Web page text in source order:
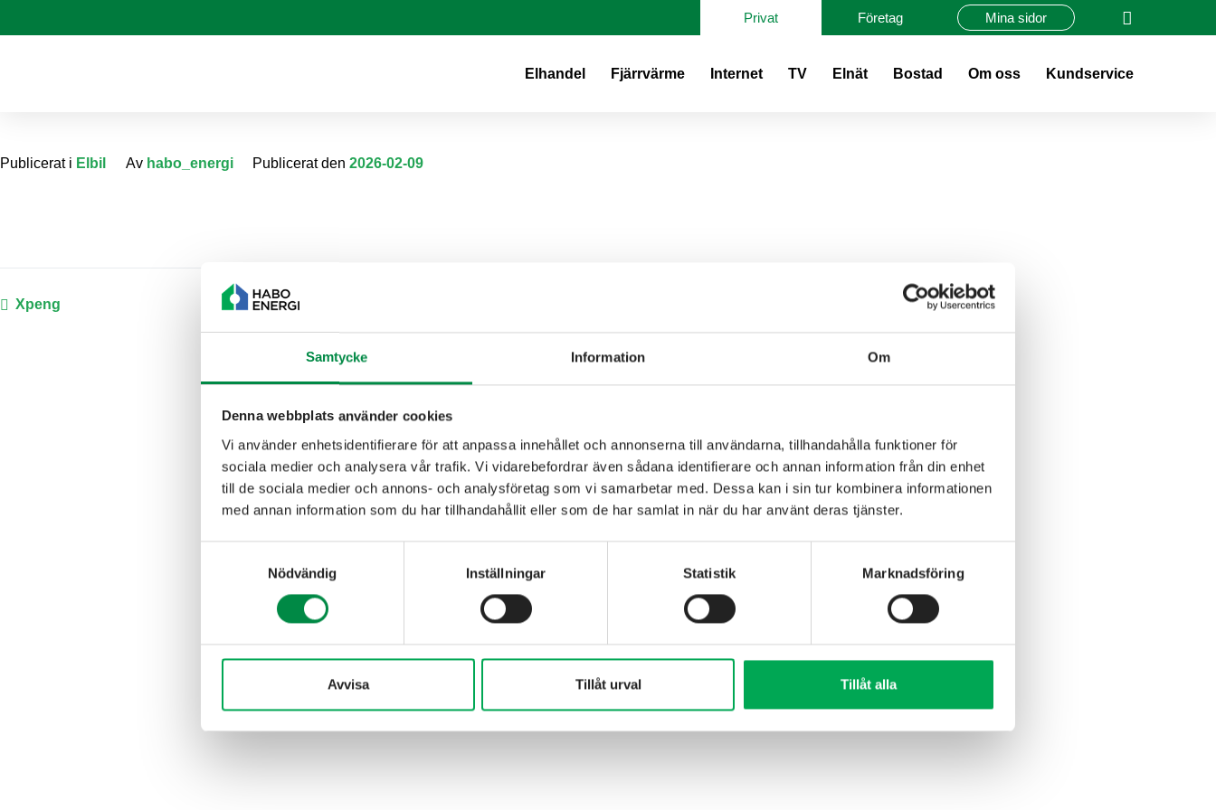
Samtycke Information Om
Denna webbplats använder cookies
Vi använder enhetsidentifierare för att anpassa innehållet och annonserna till användarna, tillhandahålla funktioner för
sociala medier och analysera vår trafik. Vi vidarebefordrar även sådana identifierare och annan information från din enhet
till de sociala medier och annons- och analysföretag som vi samarbetar med. Dessa kan i sin tur kombinera informationen
med annan information som du har tillhandahållit eller som de har samlat in när du har använt deras tjänster.
Nödvändig
Inställningar Statistik Marknadsföring
Avvisa Tillåt urval Tillåt alla
Privat Företag Mina sidor
Elhandel Fjärrvärme Internet TV Elnät Bostad Om oss Kundservice
Publicerat i Elbil Av habo_energi Publicerat den2026-02-09
Xpeng
Fabriksgatan 1 • 566 34 Habo
info@haboenergi.se